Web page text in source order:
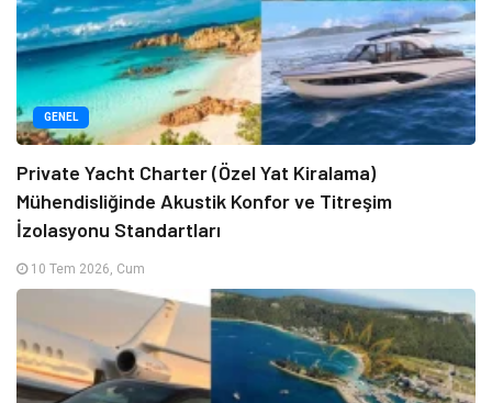
GENEL
Private Yacht Charter (Özel Yat Kiralama)
Mühendisliğinde Akustik Konfor ve Titreşim
İzolasyonu Standartları
10 Tem 2026, Cum